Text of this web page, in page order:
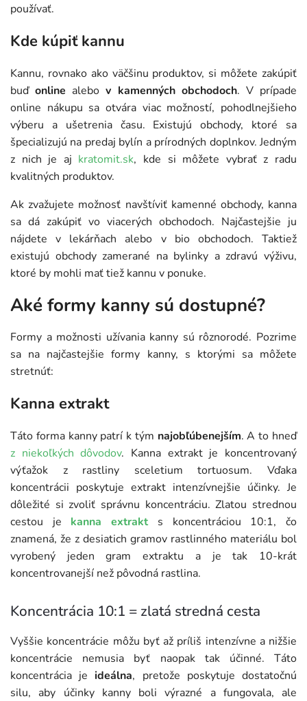
používať.
Kde kúpiť kannu
Kannu, rovnako ako väčšinu produktov, si môžete zakúpiť
buďonline alebov kamenných obchodoch. V prípade
online nákupu sa otvára viac možností, pohodlnejšieho
výberu a ušetrenia času. Existujú obchody, ktoré sa
špecializujú na predaj bylín a prírodných doplnkov. Jedným
z nich je aj kratomit.sk, kde si môžete vybrať z radu
kvalitných produktov.
Ak zvažujete možnosť navštíviť kamenné obchody, kanna
sa dá zakúpiť vo viacerých obchodoch. Najčastejšie ju
nájdete v lekárňach alebo v bio obchodoch. Taktiež
existujú obchody zamerané na bylinky a zdravú výživu,
ktoré by mohli mať tiež kannu v ponuke.
Aké formy kanny sú dostupné?
Formy a možnosti užívania kanny sú rôznorodé. Pozrime
sa na najčastejšie formy kanny, s ktorými sa môžete
stretnúť:
Kanna extrakt
Táto forma kanny patrí k tým najobľúbenejším. A to hneď
z niekoľkých dôvodov. Kanna extrakt je koncentrovaný
výťažok z rastliny sceletium tortuosum. Vďaka
koncentrácii poskytuje extrakt intenzívnejšie účinky. Je
dôležité si zvoliť správnu koncentráciu. Zlatou strednou
cestou je kanna extrakt s koncentráciou 10:1, čo
znamená, že z desiatich gramov rastlinného materiálu bol
vyrobený jeden gram extraktu a je tak 10-krát
koncentrovanejší než pôvodná rastlina.
Koncentrácia 10:1 = zlatá stredná cesta
Vyššie koncentrácie môžu byť až príliš intenzívne a nižšie
koncentrácie nemusia byť naopak tak účinné. Táto
koncentrácia jeideálna, pretože poskytuje dostatočnú
silu, aby účinky kanny boli výrazné a fungovala, ale